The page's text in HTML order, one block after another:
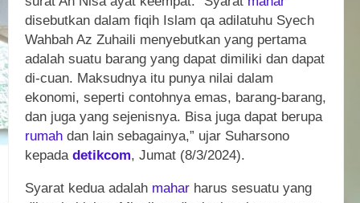
disebutkan dalam fiqih Islam qa adilatuhu Syech
Wahbah Az Zuhaili menyebutkan yang pertama
adalah suatu barang yang dapat dimiliki dan dapat
di-cuan. Maksudnya itu punya nilai dalam
ekonomi, seperti contohnya emas, barang-barang,
dan juga yang sejenisnya. Bisa juga dapat berupa
rumah dan lain sebagainya,” ujar Suharsono
kepada detikcom, Jumat (8/3/2024).
Syarat kedua adalah mahar harus sesuatu yang